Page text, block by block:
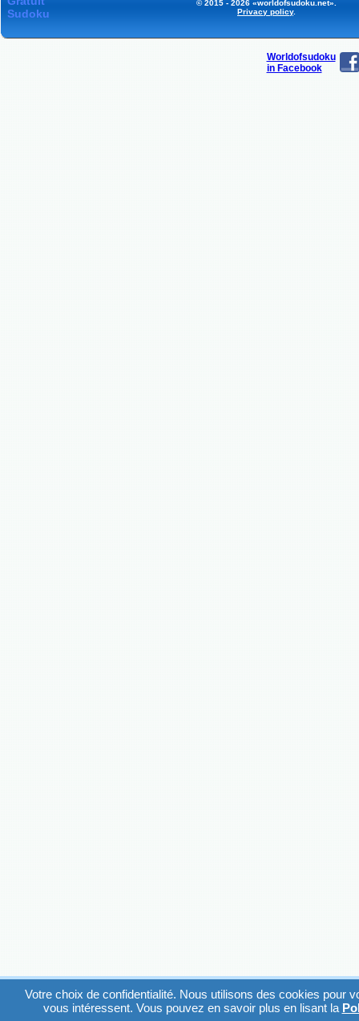
Sudoku
© 2015 - 2026 «worldofsudoku.net».
Privacy policy.
Votre choix de confidentialité. Nous utilisons des cookies pour
vous intéressent. Vous pouvez en savoir plus en lisant la
Worldofsudoku
in Facebook